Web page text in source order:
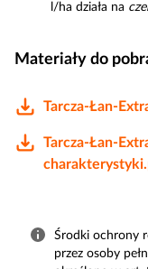
l/ha działa na
Materiały do
Tarcza-Łan-
Tarcza-Łan-
Środki ochrony
przez osoby